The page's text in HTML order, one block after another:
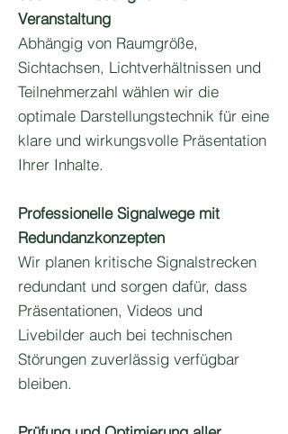
Veranstaltung
Abhängig von Raumgröße,
Sichtachsen, Lichtverhältnissen und
Teilnehmerzahl wählen wir die
optimale Darstellungstechnik für eine
klare und wirkungsvolle Präsentation
Ihrer Inhalte.
Professionelle Signalwege mit
Redundanzkonzepten
Wir planen kritische Signalstrecken
redundant und sorgen dafür, dass
Präsentationen, Videos und
Livebilder auch bei technischen
Störungen zuverlässig verfügbar
bleiben.